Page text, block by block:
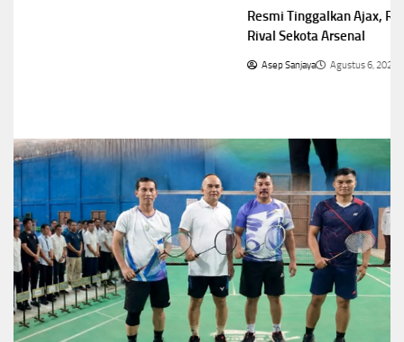
Resmi Tinggalkan Ajax, Rekan Setim Maarten Paes Pilih Gabung